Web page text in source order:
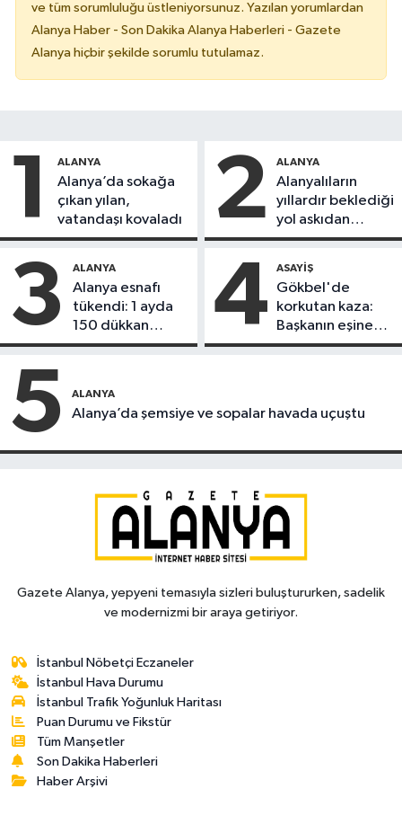
ve tüm sorumluluğu üstleniyorsunuz. Yazılan yorumlardan
Alanya Haber - Son Dakika Alanya Haberleri - Gazete
Alanya hiçbir şekilde sorumlu tutulamaz.
1 ALANYA
Alanya’da sokağa
çıkan yılan,
vatandaşı kovaladı
2 ALANYA
Alanyalıların
yıllardır beklediği
yol askıdan
döndü
3 ALANYA
Alanya esnafı
tükendi: 1 ayda
150 dükkan
kapandı
4 ASAYIŞ
Gökbel'de
korkutan kaza:
Başkanın eşine
motosiklet çarptı
5 ALANYA
Alanya’da şemsiye ve sopalar havada uçuştu
Gazete Alanya, yepyeni temasıyla sizleri buluştururken, sadelik
ve modernizmi bir araya getiriyor.
İstanbul Nöbetçi Eczaneler
İstanbul Hava Durumu
İstanbul Trafik Yoğunluk Haritası
Puan Durumu ve Fikstür
Tüm Manşetler
Son Dakika Haberleri
Haber Arşivi